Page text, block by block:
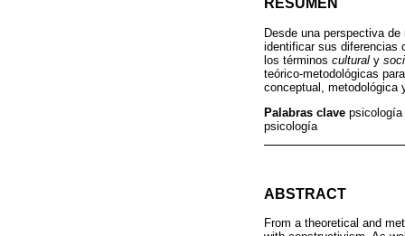
RESUMEN
Desde una perspectiva
identificar sus diferencias
los términos cultural y
teórico-metodológicas
conceptual, metodológica
Palabras clave
psicología
ABSTRACT
From a theoretical and